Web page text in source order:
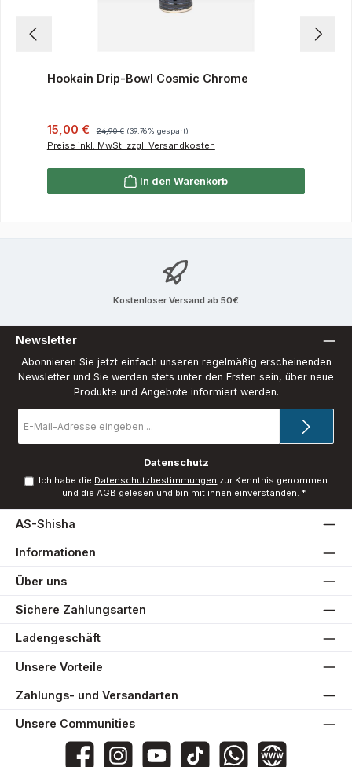
Hookain Drip-Bowl Cosmic Chrome
Verkaufspreis:
15,00 € Regulärer Preis:
24,90 € (39.76% gespart)
Preise inkl. MwSt. zzgl. Versandkosten
In den Warenkorb
Kostenloser Versand ab 50€
Newsletter
Abonnieren Sie jetzt einfach unseren regelmäßig erscheinenden
Newsletter und Sie werden stets unter den Ersten sein, über neue
Produkte und Angebote informiert werden.
Mail-
Datenschutz
Ich habe die Datenschutzbestimmungen zur Kenntnis genommen
und die AGB gelesen und bin mit ihnen einverstanden. *
AS-Shisha
Informationen
Über uns
Sichere Zahlungsarten
Ladengeschäft
Unsere Vorteile
Zahlungs- und Versandarten
Unsere Communities
AS-Shishaas_shisha_2020@asshisha7765as_shisha_2020
AS ShishaWebsite